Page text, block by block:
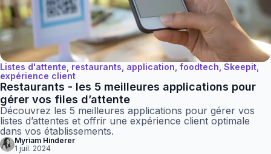
Listes d'attente, restaurants, application, foodtech, Skeepit,
expérience client
Restaurants - les 5 meilleures applications pour
gérer vos files d’attente
Découvrez les 5 meilleures applications pour gérer vos
listes d’attentes et offrir une expérience client optimale
dans vos établissements.
Myriam Hinderer
1 juil. 2024